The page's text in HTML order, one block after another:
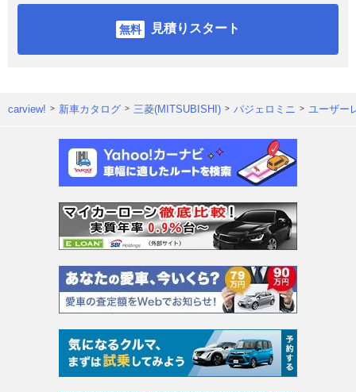
見積りスタート
carview! 新車カタログ 三菱(MITSUBISHI) パジェロミニ ユーザー